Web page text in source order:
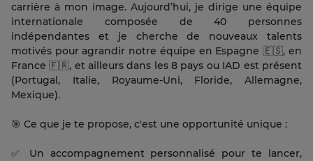
carrière à mon image. Aujourd’hui, je dirige une équipe
internationale composée de 40 personnes
indépendantes et je cherche de nouveaux talents
motivés pour agrandir notre équipe en Espagne 🇪🇸, en
France 🇫🇷, et ailleurs dans les 8 pays ou IAD est présent
(Portugal, Italie, Royaume-Uni, Floride, Allemagne,
Mexique).
🎯 Ce que je te propose, c'est une opportunité unique :
✅ Un accompagnement personnalisé pour te lancer,